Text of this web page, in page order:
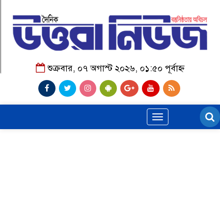
শুক্রবার, ০৭ অগাস্ট ২০২৬, ০১:৫০ পূর্বাহ্ন
Toggle
navigation